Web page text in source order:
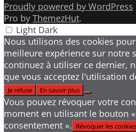
Proudly powered by WordPress
Pro by ThemezHut.
Light Dark
Nous utilisons des cookies
meilleure expérience sur notre
continuez à utiliser ce dernier,
que vous acceptez l'utilisation
Je refuse
En savoir plus
Vous pouvez révoquer votre
moment en utilisant le bouton
consentement ». Révoquer les cookies